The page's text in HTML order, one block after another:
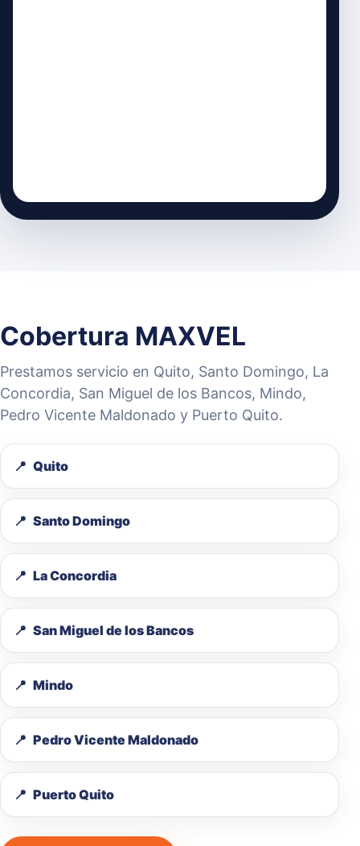
Cobertura MAXVEL
Prestamos servicio en Quito, Santo Domingo, La
Concordia, San Miguel de los Bancos, Mindo,
Pedro Vicente Maldonado y Puerto Quito.
Quito
Santo Domingo
La Concordia
San Miguel de los Bancos
Mindo
Pedro Vicente Maldonado
Puerto Quito